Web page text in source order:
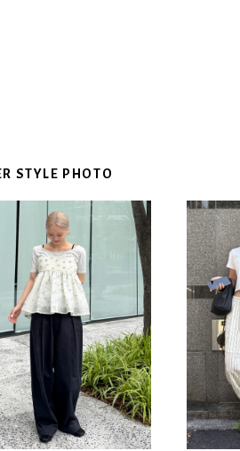
STYLE PHOTO